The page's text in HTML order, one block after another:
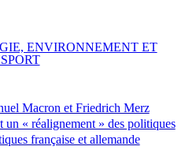
Macron et Friedrich Merz
un « réalignement » des politiques
française et allemande
ENVIRONNEMENT ET